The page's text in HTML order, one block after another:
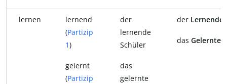
lernen
lernend
(Partizip
1)
gelernt
(Partizip
der
lernende
Schüler
das
gelernte
der Lernende
das Gelernte